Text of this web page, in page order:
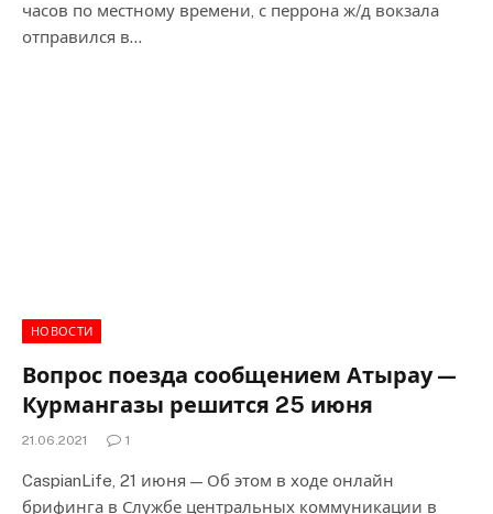
часов по местному времени, с перрона ж/д вокзала
отправился в…
НОВОСТИ
Вопрос поезда сообщением Атырау —
Курмангазы решится 25 июня
21.06.2021 1
CaspianLife, 21 июня — Об этом в ходе онлайн
брифинга в Службе центральных коммуникации в